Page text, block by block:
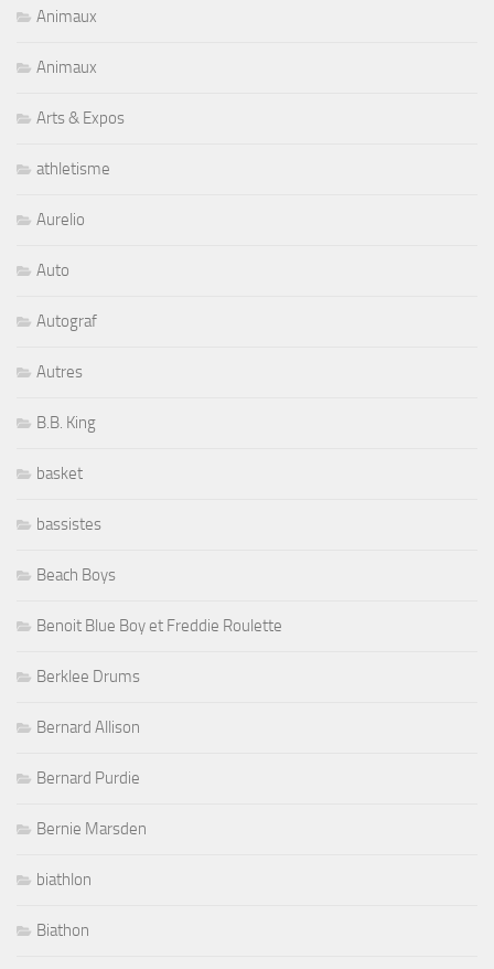
Animaux
Animaux
Arts & Expos
athletisme
Aurelio
Auto
Autograf
Autres
B.B. King
basket
bassistes
Beach Boys
Benoit Blue Boy et Freddie Roulette
Berklee Drums
Bernard Allison
Bernard Purdie
Bernie Marsden
biathlon
Biathon